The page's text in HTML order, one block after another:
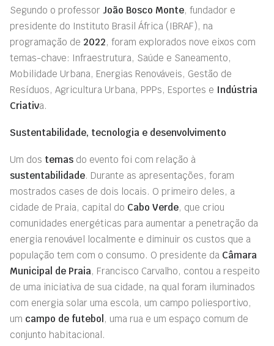
Segundo o professor João Bosco Monte, fundador e
presidente do Instituto Brasil África (IBRAF), na
programação de 2022, foram explorados nove eixos com
temas-chave: Infraestrutura, Saúde e Saneamento,
Mobilidade Urbana, Energias Renováveis, Gestão de
Resíduos, Agricultura Urbana, PPPs, Esportes e Indústria
Criativa.
Sustentabilidade, tecnologia e desenvolvimento
Um dos temas do evento foi com relação à
sustentabilidade. Durante as apresentações, foram
mostrados cases de dois locais. O primeiro deles, a
cidade de Praia, capital do Cabo Verde, que criou
comunidades energéticas para aumentar a penetração da
energia renovável localmente e diminuir os custos que a
população tem com o consumo. O presidente da Câmara
Municipal de Praia, Francisco Carvalho, contou a respeito
de uma iniciativa de sua cidade, na qual foram iluminados
com energia solar uma escola, um campo poliesportivo,
um campo de futebol , uma rua e um espaço comum de
conjunto habitacional.